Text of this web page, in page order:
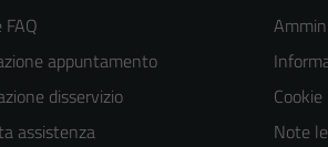
appuntamento
disservizio
assistenza
Note